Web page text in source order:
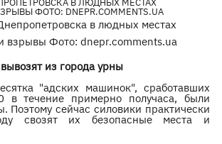
в людных местах
взрывы Фото: dnepr.comments.ua
из города урны
"адских машинок", сработавших
в течение примерно получаса, были
Поэтому сейчас силовики практически
свозят их безопасные места и